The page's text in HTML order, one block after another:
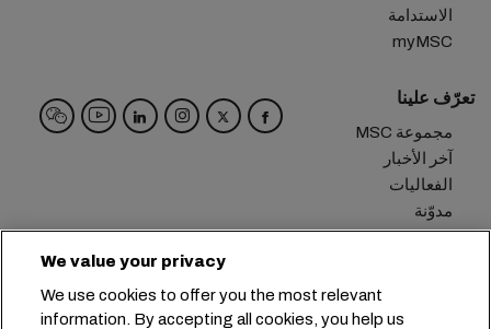
الاستدامة
myMSC
تعرّف علينا
مجموعة MSC
آخر الأخبار
الفعاليات
مدوّنة
الوظائف
المقر الرئيسي: +41 227038888
info@msc.com
We value your privacy
We use cookies to offer you the most relevant
information. By accepting all cookies, you help us